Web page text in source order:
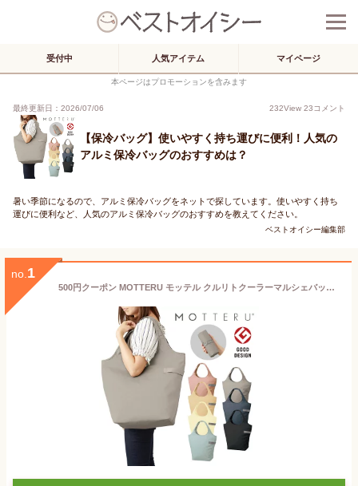
受付中 人気アイテム マイページ
本ページはプロモーションを含みます
最終更新日：2026/07/06 232View 23コメント
【保冷バッグ】使いやすく持ち運びに便利！人気の
アルミ保冷バッグのおすすめは？
暑い季節になるので、アルミ保冷バッグをネットで探しています。使いやすく持ち
運びに便利など、人気のアルミ保冷バッグのおすすめを教えてください。
ベストオイシー編集部
no. 1
500円クーポン MOTTERU モッテル クルリトクーラーマルシェバッグ | 買い物バッグ 保冷 保冷バッグ ショッピングバッグ エコバッグ 折りたたみ 保冷トート トートバッグ 大容量 おしゃれ コンパクト 無地 男性 女性 母の日 ギフト